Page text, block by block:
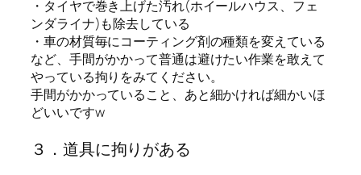
・タイヤで巻き上げた汚れ(ホイールハウス、フェ
ンダライナ)も除去している
・車の材質毎にコーティング剤の種類を変えている
など、手間がかかって普通は避けたい作業を敢えて
やっている拘りをみてください。
手間がかかっていること、あと細かければ細かいほ
どいいですw
３．道具に拘りがある